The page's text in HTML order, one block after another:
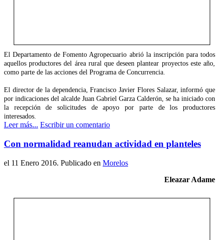
El Departamento de Fomento Agropecuario abrió la inscripción para todos
aquellos productores del área rural que deseen plantear proyectos este año,
como parte de las acciones del Programa de Concurrencia.
El director de la dependencia, Francisco Javier Flores Salazar, informó que
por indicaciones del alcalde Juan Gabriel Garza Calderón, se ha iniciado con
la recepción de solicitudes de apoyo por parte de los productores
interesados.
Leer más... Escribir un comentario
Con normalidad reanudan actividad en planteles
el 11 Enero 2016. Publicado en Morelos
Eleazar Adame